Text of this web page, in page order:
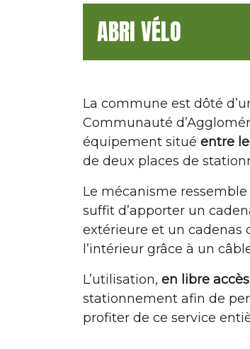
ABRI VÉLO
La commune est dôté
Communauté
équipement situé entre
de deux places de
Le mécanisme ressemble
suffit d’apporter un
extérieure et un cadenas
l’intérieur grâce à un
L’utilisation, en libre accès
stationnement afin de
profiter de ce service